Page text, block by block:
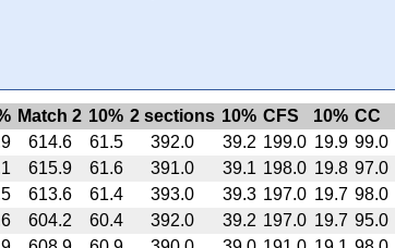
Match 2 10% 2 sections 10% CFS 10% CC
614.6 61.5 392.0 39.2 199.0 19.9 99.0
615.9 61.6 391.0 39.1 198.0 19.8 97.0
613.6 61.4 393.0 39.3 197.0 19.7 98.0
604.2 60.4 392.0 39.2 197.0 19.7 95.0